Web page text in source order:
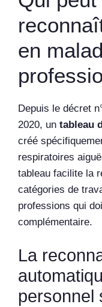
en
Depuis le décret
2020, un tableau
créé
respiratoires
tableau facilite la
catégories de
professions qui
complémentaire.
La
personnel